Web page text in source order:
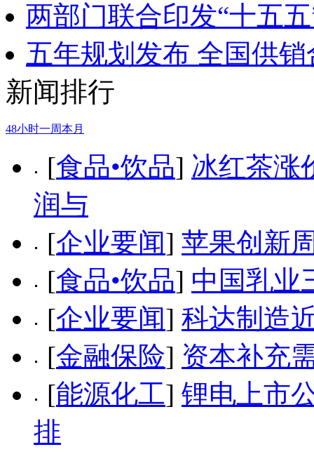
两部门联合印发“十五
五年规划发布 全国供
新闻排行
48小时一周本月
[食品•饮品] 冰红茶涨
润与
[企业要闻] 苹果创新
[食品•饮品] 中国乳业
[企业要闻] 科达制造
[金融保险] 资本补充
[能源化工] 锂电上市
排